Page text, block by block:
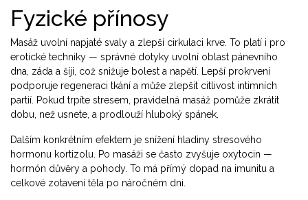
Fyzické přínosy
Masáž uvolní napjaté svaly a zlepší cirkulaci krve. To platí i pro
erotické techniky — správné dotyky uvolní oblast pánevního
dna, záda a šíji, což snižuje bolest a napětí. Lepší prokrvení
podporuje regeneraci tkání a může zlepšit citlivost intimních
partií. Pokud trpíte stresem, pravidelná masáž pomůže zkrátit
dobu, než usnete, a prodlouží hluboký spánek.
Dalším konkrétním efektem je snížení hladiny stresového
hormonu kortizolu. Po masáži se často zvyšuje oxytocin —
hormón důvěry a pohody. To má přímý dopad na imunitu a
celkové zotavení těla po náročném dni.